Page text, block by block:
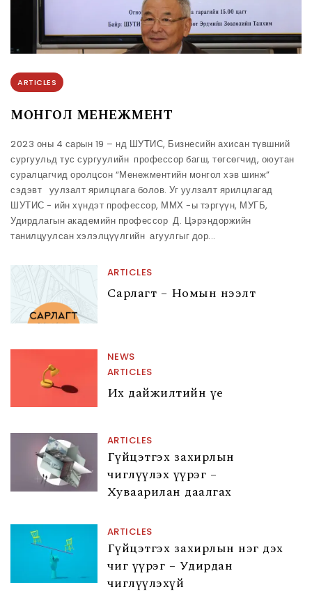
ARTICLES
МОНГОЛ МЕНЕЖМЕНТ
2023 оны 4 сарын 19 – нд ШУТИС, Бизнесийн ахисан түвшний
сургуульд тус сургуулийн профессор багш, төгсөгчид, оюутан
суралцагчид оролцсон “Менежментийн монгол хэв шинж”
сэдэвт уулзалт ярилцлага болов. Уг уулзалт ярилцлагад
ШУТИС - ийн хүндэт профессор, ММХ -ы тэргүүн, МУГБ,
Удирдлагын академийн профессор Д. Цэрэндоржийн
танилцуулсан хэлэлцүүлгийн агуулгыг дор...
ARTICLES
Сарлагт – Номын нээлт
NEWS
ARTICLES
Их дайжилтийн үе
ARTICLES
Гүйцэтгэх захирлын
чиглүүлэх үүрэг –
Хуваарилан даалгах
ARTICLES
Гүйцэтгэх захирлын нэг дэх
чиг үүрэг – Удирдан
чиглүүлэхүй